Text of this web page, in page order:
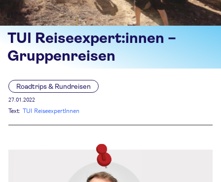
TUI Reiseexpert:innen –
Gruppenreisen
Roadtrips & Rundreisen
27.01.2022
Text: TUI ReiseexpertInnen